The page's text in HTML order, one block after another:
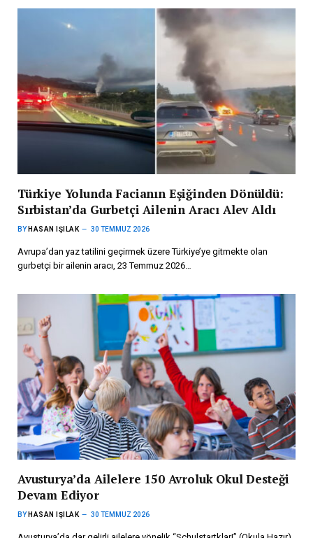
Türkiye Yolunda Facianın Eşiğinden Dönüldü:
Sırbistan’da Gurbetçi Ailenin Aracı Alev Aldı
BY HASAN IŞILAK 30 TEMMUZ 2026
Avrupa’dan yaz tatilini geçirmek üzere Türkiye’ye gitmekte olan
gurbetçi bir ailenin aracı, 23 Temmuz 2026…
Avusturya’da Ailelere 150 Avroluk Okul Desteği
Devam Ediyor
BY HASAN IŞILAK 30 TEMMUZ 2026